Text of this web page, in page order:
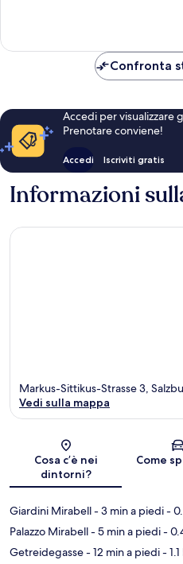
Confronta
Accedi per visualizzare
Prenotare conviene!
Accedi Iscriviti gratis
Informazioni
Markus-Sittikus-Strasse 3,
Vedi sulla mappa
Cosa c’è nei
dintorni?
Come
Giardini Mirabell- 3 min a piedi-
Palazzo Mirabell- 5 min a piedi-
Getreidegasse- 12 min a piedi-